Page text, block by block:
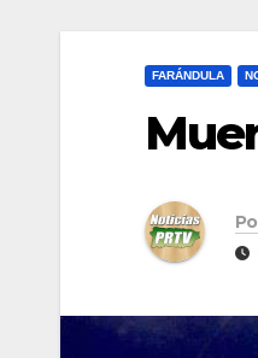
FARÁNDULA